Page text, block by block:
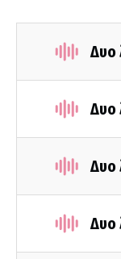
Δυο
Δυο
Δυο
Δυο